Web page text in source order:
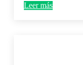
Leer más